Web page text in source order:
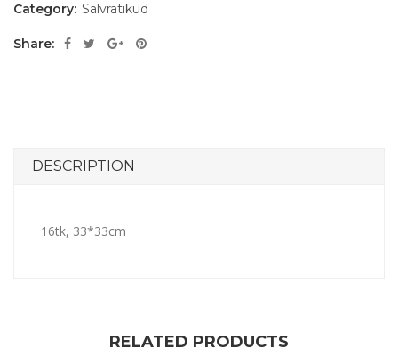
Category: Salvrätikud
Share:
DESCRIPTION
16tk, 33*33cm
RELATED PRODUCTS